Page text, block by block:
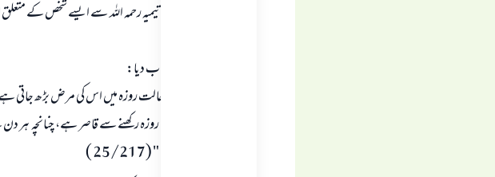
شیخ الاسلام ابن تیمیہ رحمہ اللہ سے ایسے شخص کے
تو انہوں نے جواب دیا:
"اگراس وقت حالت روزہ میں اس کی مرض بڑھ جاتی
ہوجاتا ہے تو وہ روزہ رکھنے سے قاصر ہے، چنانچہ ہر
" مجموع الفتاوى " (25/217 )